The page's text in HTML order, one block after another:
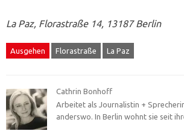
La Paz, Florastraße 14, 13187 Berlin
Ausgehen Florastraße La Paz
Cathrin Bonhoff
Arbeitet als Journalistin +
anderswo. In Berlin wohnt sie seit